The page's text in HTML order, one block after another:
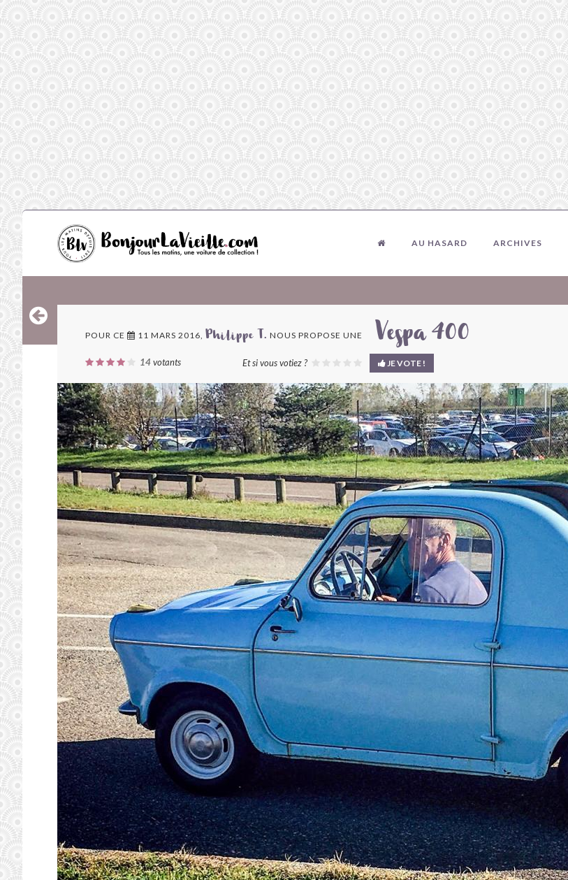
AU HASARD ARCHIVES
POUR CE 11 MARS 2016, Philippe T. NOUS PROPOSE UNE Vespa 400
14votants Et si vous votiez ? JE VOTE !